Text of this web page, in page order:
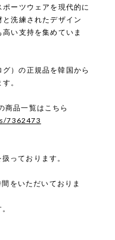
ーツウェアを現代的に
洗練されたデザイン
い支持を集めていま
）の正規品を韓国から
。
商品一覧はこちら
7362473
っております。
をいただいておりま